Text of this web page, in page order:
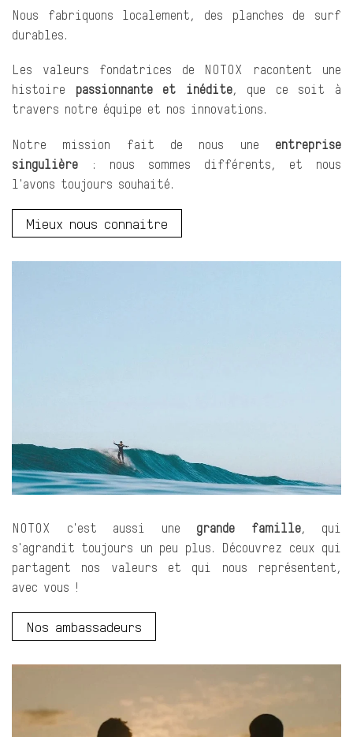
Nous fabriquons localement, des planches de surf
durables.
Les valeurs fondatrices de NOTOX racontent une
histoire passionnante et inédite, que ce soit à
travers notre équipe et nos innovations.
Notre mission fait de nous une entreprise
singulière : nous sommes différents, et nous
l'avons toujours souhaité.
Mieux nous connaitre
NOTOX c'est aussi une grande famille, qui
s'agrandit toujours un peu plus. Découvrez ceux qui
partagent nos valeurs et qui nous représentent,
avec vous !
Nos ambassadeurs